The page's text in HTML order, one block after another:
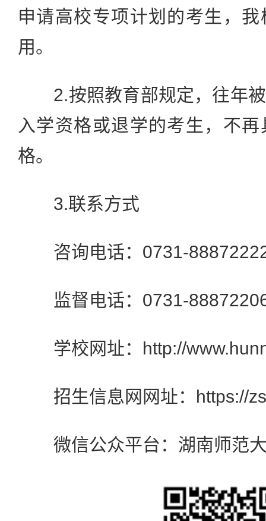
申请高校专项计划的考生，
用。
2.按照教育部规定，往年被
入学资格或退学的考生，不
格。
3.联系方式
咨询电话：0731-
监督电话：0731-
学校网址：http://
招生信息网网址：https://
微信公众平台：湖南师范大